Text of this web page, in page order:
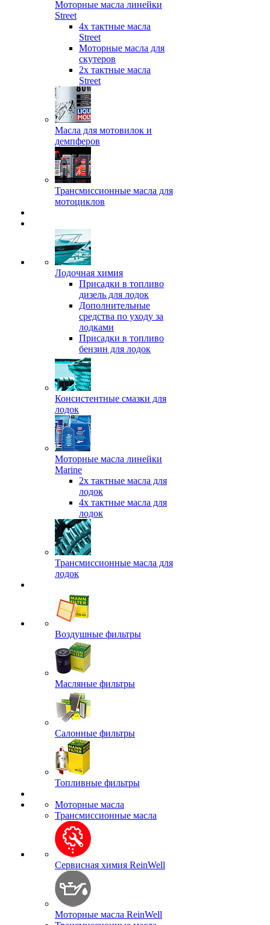
Моторные масла линейки
Street
4х тактные масла
Street
Моторные масла для
скутеров
2х тактные масла
Street
Масла для мотовилок и
демпферов
Трансмиссионные масла для
мотоциклов
Лодочная химия
Присадки в топливо
дизель для лодок
Дополнительные
средства по уходу за
лодками
Присадки в топливо
бензин для лодок
Консистентные смазки для
лодок
Моторные масла линейки
Marine
2х тактные масла для
лодок
4х тактные масла для
лодок
Трансмиссионные масла для
лодок
Воздушные фильтры
Масляные фильтры
Салонные фильтры
Топливные фильтры
Моторные масла
Трансмиссионные масла
Сервисная химия ReinWell
Моторные масла ReinWell